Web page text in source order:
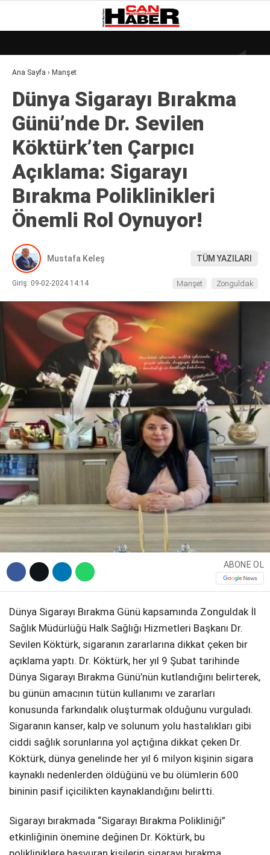
WhatsApp İhbar Hattı
Facebook
Instagram
Youtube
27.8°
GALERİ
DÜNYA
EKONOMI
GÜNDEM
KÜLÜR – SANAT
MAGAZIN
SAĞLIK
POLITIKA
ASAYIŞ
Ana Sayfa › Manşet
Dünya Sigarayı Bırakma
Günü’nde Dr. Sevilen
Köktürk’ten Çarpıcı
Açıklama: Sigarayı
Bırakma Poliklinikleri
Önemli Rol Oynuyor!
Mustafa Keleş TÜM YAZILARI
Giriş: 09-02-2024 14:14 Manşet Zonguldak
ABONE OL
Dünya Sigarayı Bırakma Günü kapsamında Zonguldak İl
Sağlık Müdürlüğü Halk Sağlığı Hizmetleri Başkanı Dr.
Sevilen Köktürk, sigaranın zararlarına dikkat çeken bir
açıklama yaptı. Dr. Köktürk, her yıl 9 Şubat tarihinde
Dünya Sigarayı Bırakma Günü’nün kutlandığını belirterek,
bu günün amacının tütün kullanımı ve zararları
konusunda farkındalık oluşturmak olduğunu vurguladı.
Sigaranın kanser, kalp ve solunum yolu hastalıkları gibi
ciddi sağlık sorunlarına yol açtığına dikkat çeken Dr.
Köktürk, dünya genelinde her yıl 6 milyon kişinin sigara
kaynaklı nedenlerden öldüğünü ve bu ölümlerin 600
bininin pasif içicilikten kaynaklandığını belirtti.
Sigarayı bırakmada “Sigarayı Bırakma Polikliniği”
etkinliğinin önemine değinen Dr. Köktürk, bu